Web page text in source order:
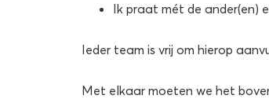
Ik praat mét de ander(en)
Ieder team is vrij om hierop
Met elkaar moeten we het